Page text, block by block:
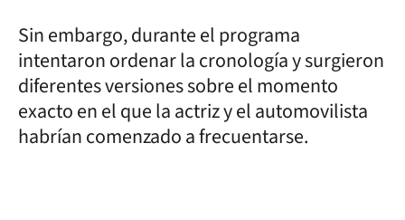
Sin embargo, durante el programa
intentaron ordenar la cronología y surgieron
diferentes versiones sobre el momento
exacto en el que la actriz y el automovilista
habrían comenzado a frecuentarse.